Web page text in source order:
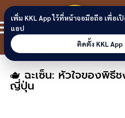
Skip to content
ข
🫖 ฉะเซ็น: หัวใจของพิธีช
ญี่ปุ่น
เพิ่ม KKL App ไว้ที่หน้าจอมือถือ เพื่อเ
แอป
ติดตั้ง KKL App